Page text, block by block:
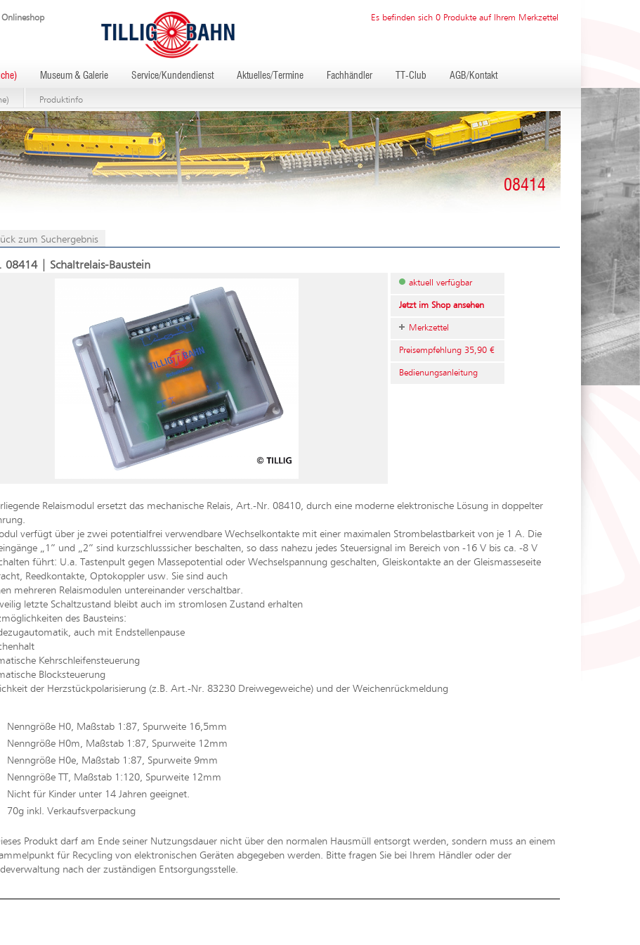
Es befinden sich 0 Produkte auf Ihrem Merkzettel
Onlineshop
Museum & Galerie Service/Kundendienst Aktuelles/Termine Fachhändler TT-Club AGB/Kontakt
Produktinfo
08414
zum Suchergebnis
08414 | Schaltrelais-Baustein
aktuell verfügbar
Jetzt im Shop ansehen
Merkzettel
Preisempfehlung 35,90 €
Bedienungsanleitung
Relaismodul ersetzt das mechanische Relais, Art.-Nr. 08410, durch eine moderne elektronische Lösung in doppelter
verfügt über je zwei potentialfrei verwendbare Wechselkontakte mit einer maximalen Strombelastbarkeit von je 1 A. Die
„1” und „2” sind kurzschlusssicher beschalten, so dass nahezu jedes Steuersignal im Bereich von -16 V bis ca. -8 V
führt: U.a. Tastenpult gegen Massepotential oder Wechselspannung geschalten, Gleiskontakte an der Gleismasseseite
Reedkontakte, Optokoppler usw. Sie sind auch
mehreren Relaismodulen untereinander verschaltbar.
letzte Schaltzustand bleibt auch im stromlosen Zustand erhalten
des Bausteins:
auch mit Endstellenpause
Kehrschleifensteuerung
Blocksteuerung
der Herzstückpolarisierung (z.B. Art.-Nr. 83230 Dreiwegeweiche) und der Weichenrückmeldung
Nenngröße H0, Maßstab 1:87, Spurweite 16,5mm
Nenngröße H0m, Maßstab 1:87, Spurweite 12mm
Nenngröße H0e, Maßstab 1:87, Spurweite 9mm
Nenngröße TT, Maßstab 1:120, Spurweite 12mm
Nicht für Kinder unter 14 Jahren geeignet.
70g inkl. Verkaufsverpackung
Produkt darf am Ende seiner Nutzungsdauer nicht über den normalen Hausmüll entsorgt werden, sondern muss an einem
für Recycling von elektronischen Geräten abgegeben werden. Bitte fragen Sie bei Ihrem Händler oder der
nach der zuständigen Entsorgungsstelle.